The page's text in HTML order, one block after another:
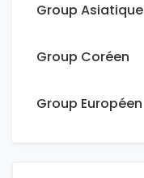
Group Asiatique
Group Coréen
Group Européen